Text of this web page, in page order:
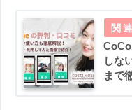
しな
まで